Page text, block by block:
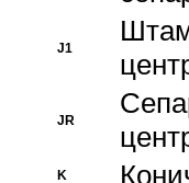
J1
JR
K